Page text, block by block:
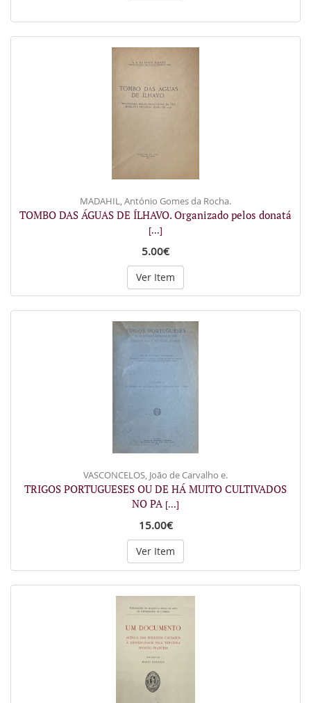
MADAHIL, António Gomes da Rocha.
TOMBO DAS ÁGUAS DE ÍLHAVO. Organizado pelos donatá
[...]
5.00€
Ver Item
VASCONCELOS, João de Carvalho e.
TRIGOS PORTUGUESES OU DE HÁ MUITO CULTIVADOS
NO PA [...]
15.00€
Ver Item